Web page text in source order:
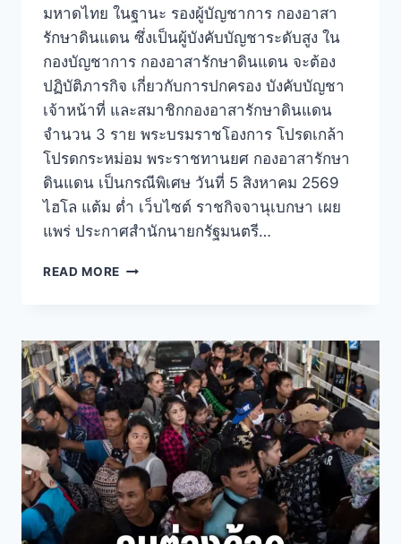
มหาดไทย ในฐานะ รองผู้บัญชาการ กองอาสา
รักษาดินแดน ซึ่งเป็นผู้บังคับบัญชาระดับสูง ใน
กองบัญชาการ กองอาสารักษาดินแดน จะต้อง
ปฏิบัติภารกิจ เกี่ยวกับการปกครอง บังคับบัญชา
เจ้าหน้าที่ และสมาชิกกองอาสารักษาดินแดน
จำนวน 3 ราย พระบรมราชโองการ โปรดเกล้า
โปรดกระหม่อม พระราชทานยศ กองอาสารักษา
ดินแดน เป็นกรณีพิเศษ วันที่ 5 สิงหาคม 2569
ไฮโล แต้ม ต่ำ เว็บไซต์ ราชกิจจานุเบกษา เผย
แพร่ ประกาศสำนักนายกรัฐมนตรี…
READ MORE